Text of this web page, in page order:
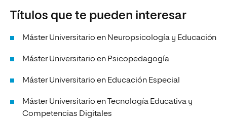
Títulos que te pueden interesar
Máster Universitario en Neuropsicología y Educación
Máster Universitario en Psicopedagogía
Máster Universitario en Educación Especial
Máster Universitario en Tecnología Educativa y
Competencias Digitales